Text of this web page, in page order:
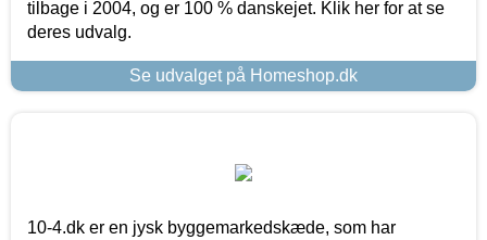
tilbage i 2004, og er 100 % danskejet. Klik her for at se
deres udvalg.
Se udvalget på Homeshop.dk
10-4.dk er en jysk byggemarkedskæde, som har